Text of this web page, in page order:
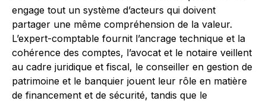
engage tout un système d’acteurs qui doivent
partager une même compréhension de la valeur.
L’expert-comptable fournit l’ancrage technique et la
cohérence des comptes, l’avocat et le notaire veillent
au cadre juridique et fiscal, le conseiller en gestion de
patrimoine et le banquier jouent leur rôle en matière
de financement et de sécurité, tandis que le